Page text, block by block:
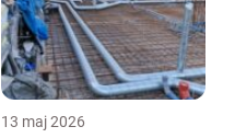
13 maj 2026